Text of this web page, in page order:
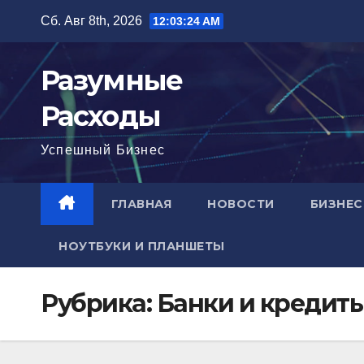
содержимому
Сб. Авг 8th, 2026 12:03:26 AM
Разумные
Расходы
Успешный Бизнес
ГЛАВНАЯ НОВОСТИ
НОУТБУКИ И ПЛАНШЕТЫ
Рубрика: Банки и